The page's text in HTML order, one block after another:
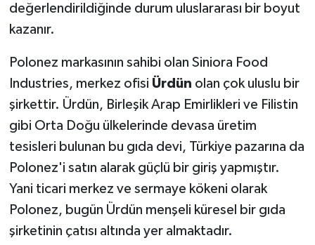
değerlendirildiğinde durum uluslararası bir boyut
kazanır.
Polonez markasının sahibi olan Siniora Food
Industries, merkez ofisi Ürdün olan çok uluslu bir
şirkettir. Ürdün, Birleşik Arap Emirlikleri ve Filistin
gibi Orta Doğu ülkelerinde devasa üretim
tesisleri bulunan bu gıda devi, Türkiye pazarına da
Polonez'i satın alarak güçlü bir giriş yapmıştır.
Yani ticari merkez ve sermaye kökeni olarak
Polonez, bugün Ürdün menşeli küresel bir gıda
şirketinin çatısı altında yer almaktadır.